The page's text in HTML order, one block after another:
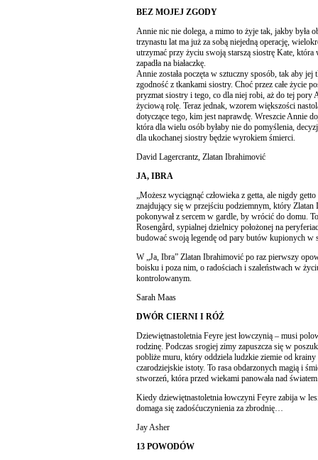
BEZ MOJEJ ZGODY
Annie nic nie dolega, a mimo to żyje tak, jakby była
trzynastu lat ma już za sobą niejedną operację,
utrzymać przy życiu swoją starszą siostrę Kate, która
zapadła na białaczkę.
Annie została poczęta w sztuczny sposób, tak aby jej
zgodność z tkankami siostry. Choć przez całe życie
pryzmat siostry i tego, co dla niej robi, aż do tej pory
życiową rolę. Teraz jednak, wzorem większości
dotyczące tego, kim jest naprawdę. Wreszcie Annie
która dla wielu osób byłaby nie do pomyślenia,
dla ukochanej siostry będzie wyrokiem śmierci.
David Lagercrantz, Zlatan Ibrahimović
JA, IBRA
„Możesz wyciągnąć człowieka z getta, ale nigdy getto
znajdujący się w przejściu podziemnym, który
pokonywał z sercem w gardle, by wrócić do domu.
Rosengård, sypialnej dzielnicy położonej na
budować swoją legendę od pary butów kupionych w
W „Ja, Ibra” Zlatan Ibrahimović po raz pierwszy
boisku i poza nim, o radościach i szaleństwach w
kontrolowanym.
Sarah Maas
DWÓR CIERNI I RÓŻ
Dziewiętnastoletnia Feyre jest łowczynią – musi
rodzinę. Podczas srogiej zimy zapuszcza się w
pobliże muru, który oddziela ludzkie ziemie od krainy
czarodziejskie istoty. To rasa obdarzonych magią i
stworzeń, która przed wiekami panowała nad
Kiedy dziewiętnastoletnia łowczyni Feyre zabija w
domaga się zadośćuczynienia za zbrodnię…
Jay Asher
13 POWODÓW